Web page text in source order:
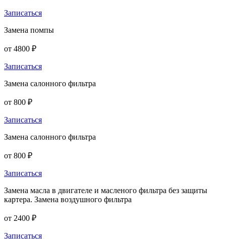
Записаться
Замена помпы
от 4800 ₽
Записаться
Замена салонного фильтра
от 800 ₽
Записаться
Замена салонного фильтра
от 800 ₽
Записаться
Замена масла в двигателе и масленого фильтра без защиты
картера. Замена воздушного фильтра
от 2400 ₽
Записаться